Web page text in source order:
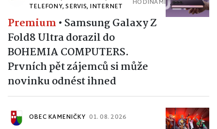
TELEFONY, SERVIS, INTERNET
HODINAMI
Premium • Samsung Galaxy Z
Fold8 Ultra dorazil do
BOHEMIA COMPUTERS.
Prvních pět zájemců si může
novinku odnést ihned
OBEC KAMENIČKY 01. 08. 2026